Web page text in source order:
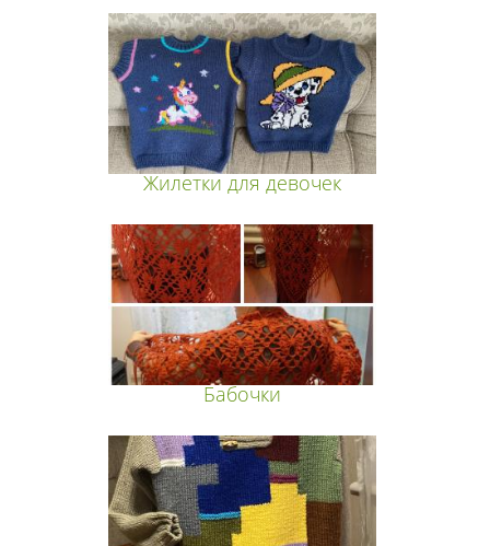
Жилетки для девочек
Бабочки